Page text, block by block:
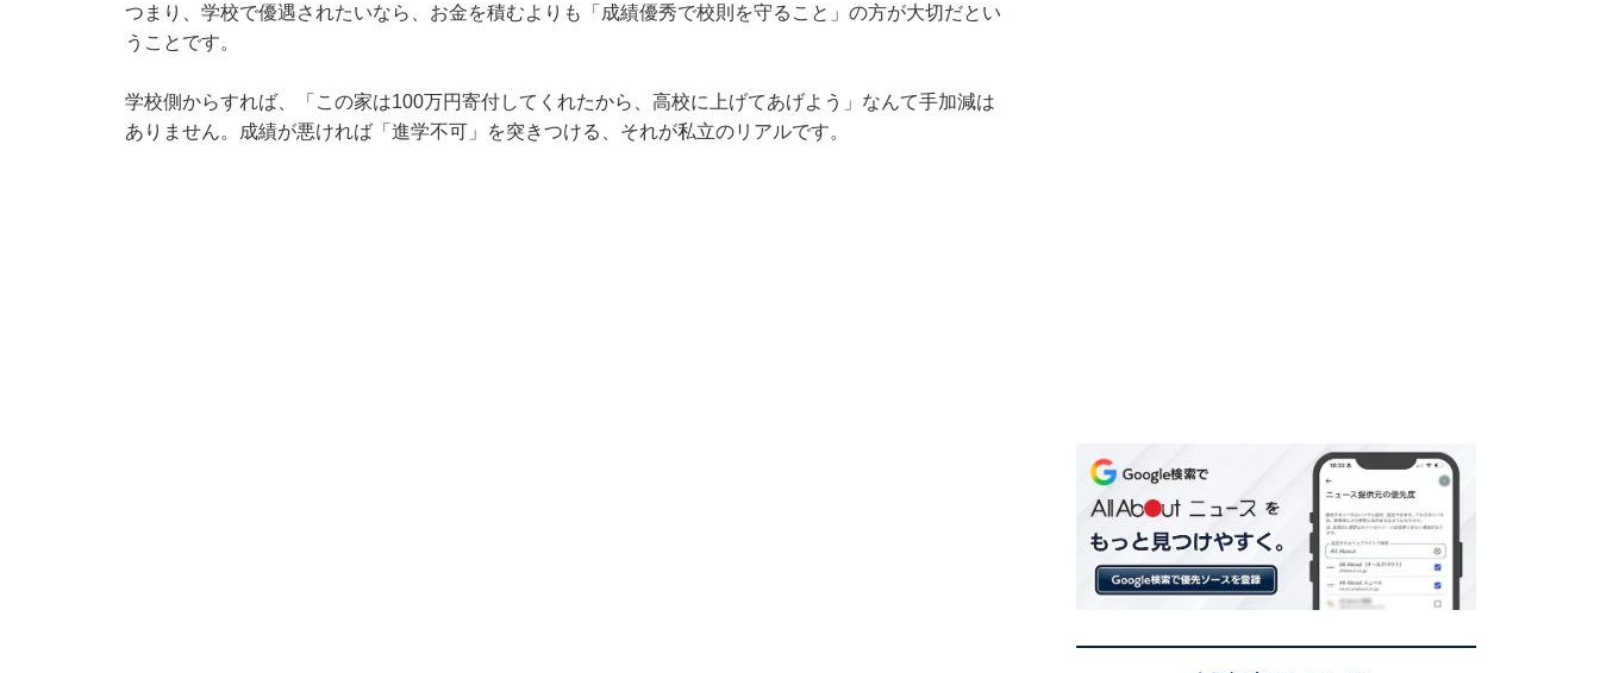
つまり、学校で優遇されたいなら、お金を積むよりも「成績優秀で校則を守ること」の方が大切だとい
うことです。
学校側からすれば、「この家は100万円寄付してくれたから、高校に上げてあげよう」なんて手加減は
ありません。成績が悪ければ「進学不可」を突きつける、それが私立のリアルです。